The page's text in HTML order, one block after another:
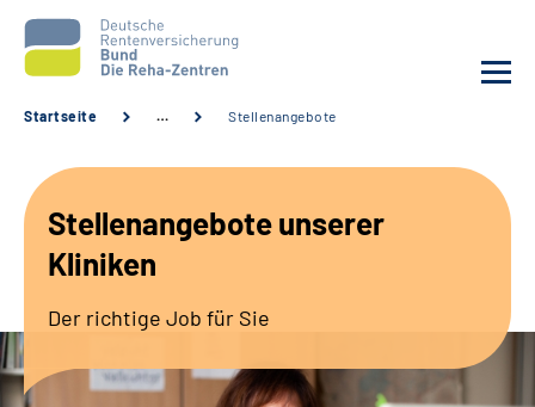
Unsere Kliniken
Startseite … Stellenangebote
Stellenangebote unserer
Kliniken
Der richtige Job für Sie